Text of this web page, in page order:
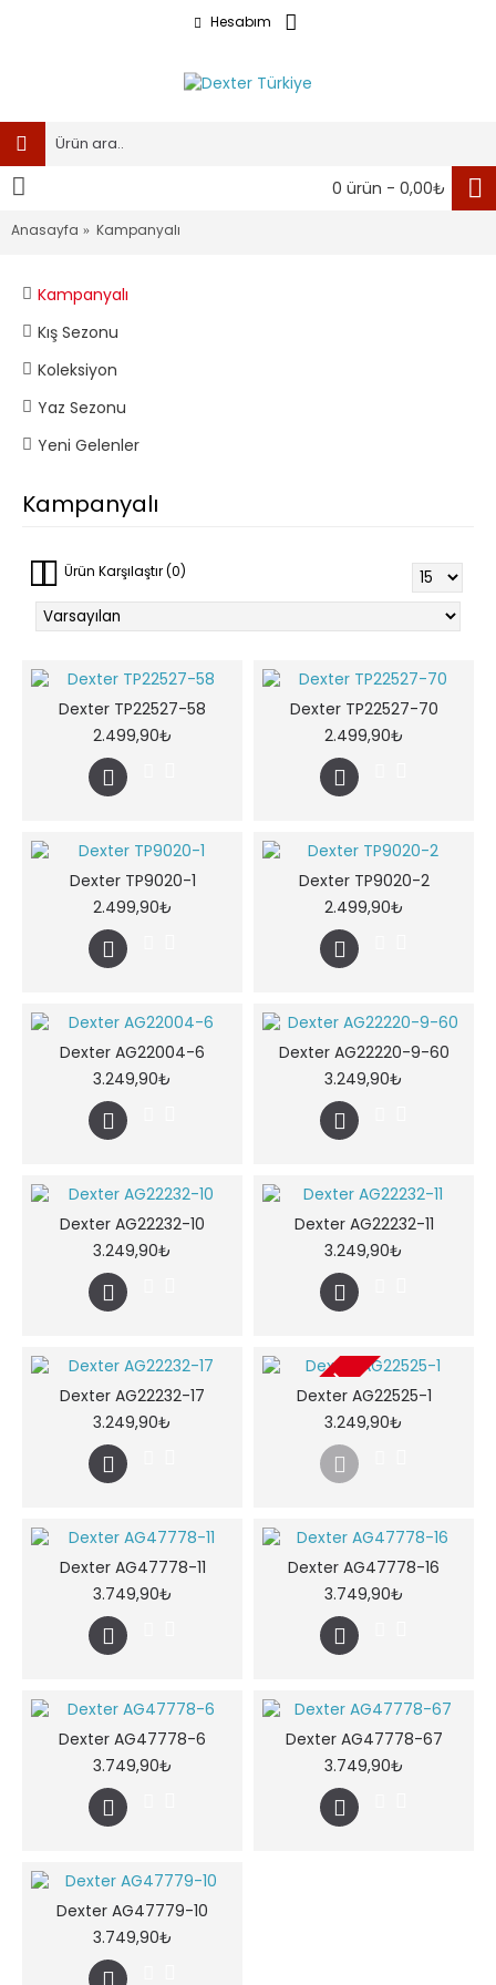
Hesabım
0 ürün - 0,00₺
Anasayfa Kampanyalı
Kampanyalı
Kış Sezonu
Koleksiyon
Yaz Sezonu
Yeni Gelenler
Kampanyalı
Ürün Karşılaştır (0)
Dexter TP22527-58
2.499,90₺
Dexter TP22527-70
2.499,90₺
Dexter TP9020-1
2.499,90₺
Dexter TP9020-2
2.499,90₺
Dexter AG22004-6
3.249,90₺
Dexter AG22220-9-60
3.249,90₺
Dexter AG22232-10
3.249,90₺
Dexter AG22232-11
3.249,90₺
Dexter AG22232-17
3.249,90₺
2-3 GÜN
Dexter AG22525-1
3.249,90₺
Dexter AG47778-11
3.749,90₺
Dexter AG47778-16
3.749,90₺
Dexter AG47778-6
3.749,90₺
Dexter AG47778-67
3.749,90₺
Dexter AG47779-10
3.749,90₺